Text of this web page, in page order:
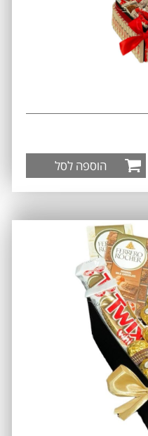
הוספה לסל